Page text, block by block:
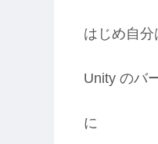
はじめ自分
Unity のバ
に